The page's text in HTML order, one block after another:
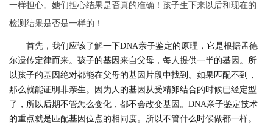
一样担心。她们担心结果是否真的准确！孩子生下来以后和现在的
检测结果是否是一样的！
首先，我们应该了解一下DNA亲子鉴定的原理，它是根据孟德
尔遗传定律而来。孩子的基因来自父母，每人提供一半的基因。所
以孩子的基因绝对都能在父母的基因片段中找到。如果匹配不到，
那么就能证明非亲生。因为人的基因从受精卵结合的时候已经定型
了，所以后期不管怎么变化，都不会改变基因。DNA亲子鉴定技术
的重点就是匹配基因位点的相同度。所以不管什么时候做都一样。